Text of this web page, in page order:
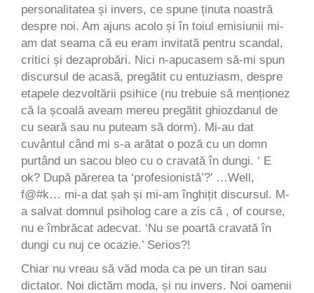
personalitatea și invers, ce spune ținuta noastră
despre noi. Am ajuns acolo și în toiul emisiunii mi-
am dat seama că eu eram invitată pentru scandal,
critici și dezaprobări. Nici n-apucasem să-mi spun
discursul de acasă, pregătit cu entuziasm, despre
etapele dezvoltării psihice (nu trebuie să menționez
că la școală aveam mereu pregătit ghiozdanul de
cu seară sau nu puteam să dorm). Mi-au dat
cuvântul când mi s-a arătat o poză cu un domn
purtând un sacou bleo cu o cravată în dungi. ‘ E
ok? După părerea ta ‘profesionistă’?’ …Well,
f@#k… mi-a dat șah și mi-am înghițit discursul. M-
a salvat domnul psiholog care a zis că , of course,
nu e îmbrăcat adecvat. ‘Nu se poartă cravată în
dungi cu nuj ce ocazie.’ Serios?!
Chiar nu vreau să văd moda ca pe un tiran sau
dictator. Noi dictăm moda, și nu invers. Noi oamenii